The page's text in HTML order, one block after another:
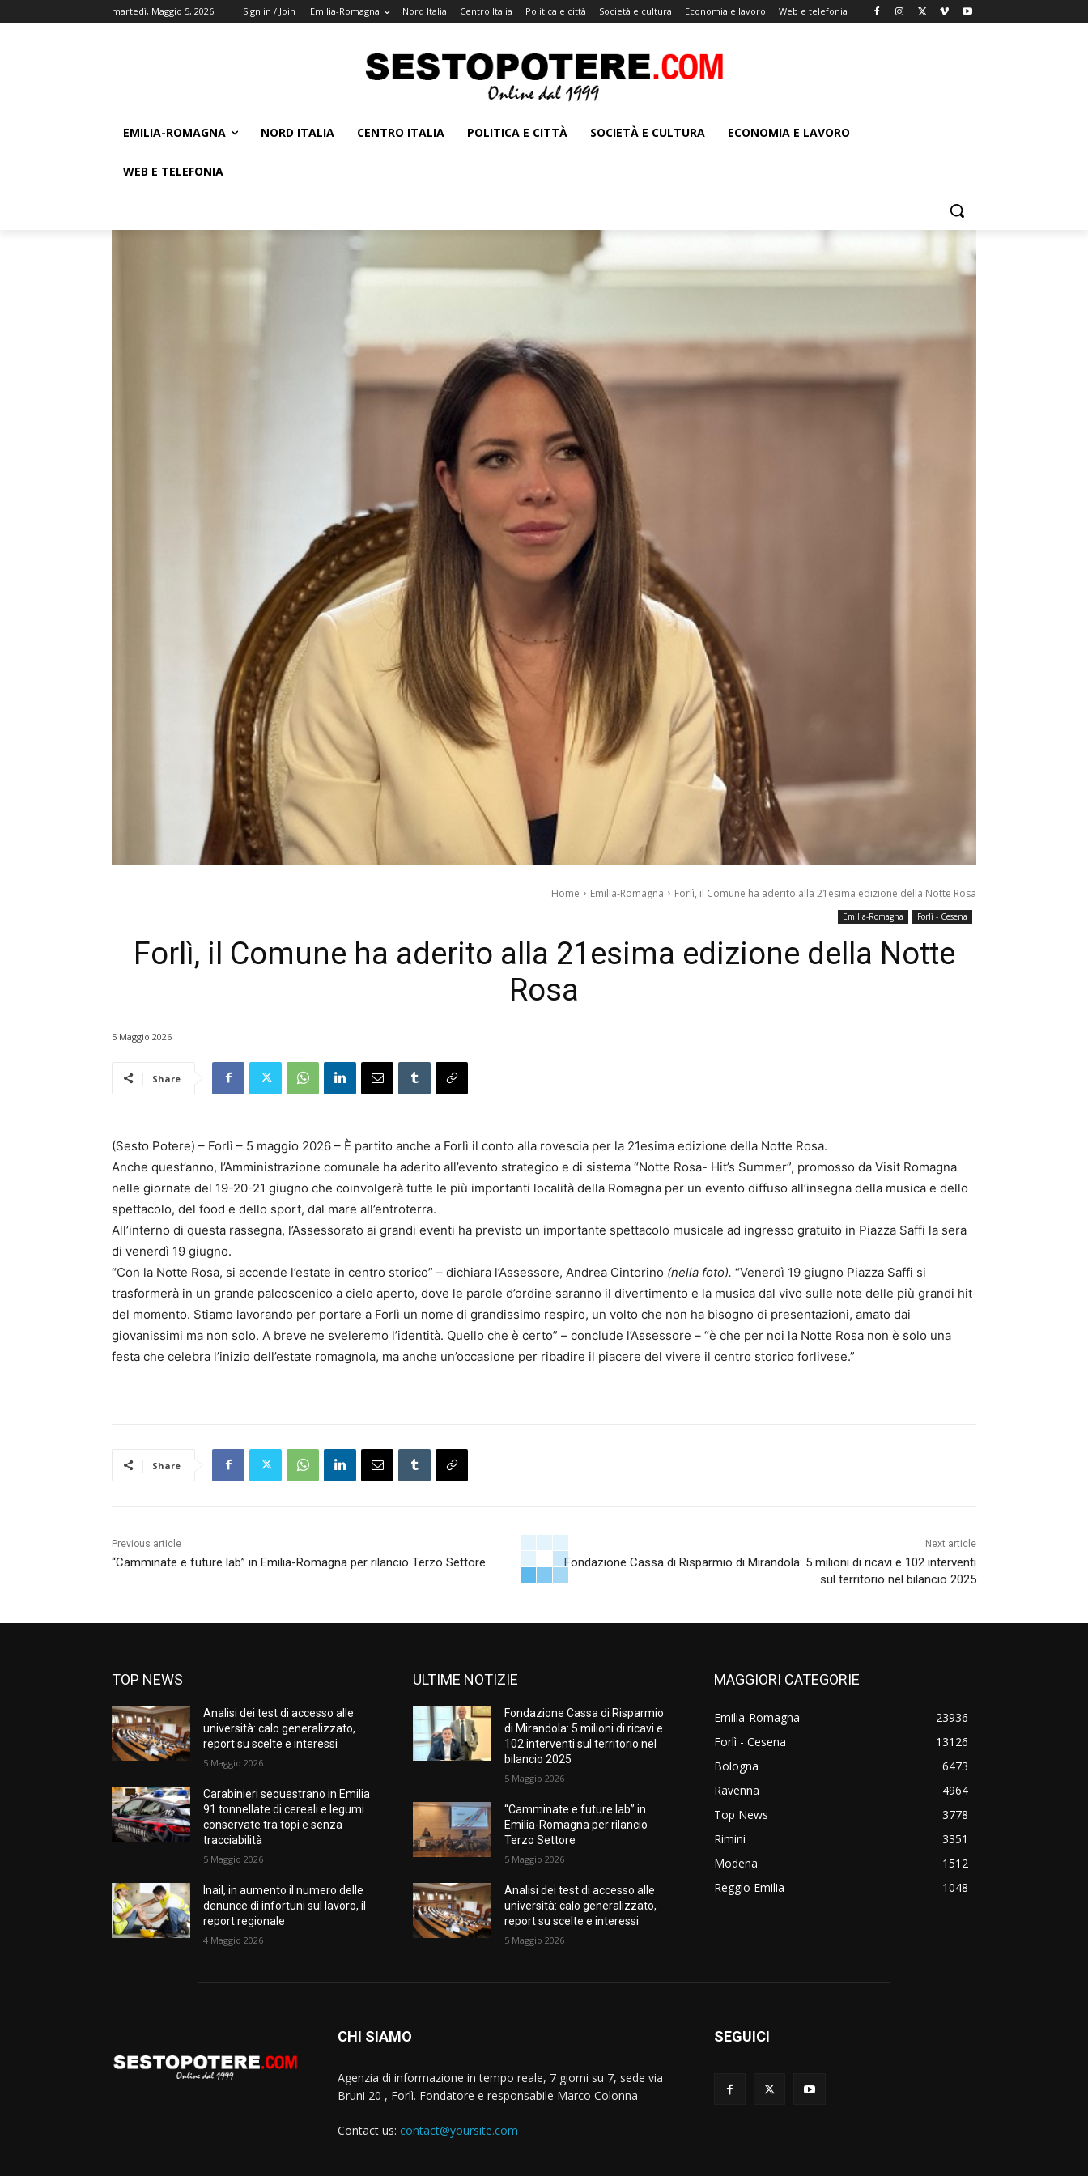
martedì, Maggio 5, 2026 Sign in / Join Emilia-Romagna Nord Italia Centro Italia Politica e città Società e cultura Economia e lavoro Web e telefonia
EMILIA-ROMAGNA NORD ITALIA CENTRO ITALIA POLITICA E CITTÀ SOCIETÀ E CULTURA ECONOMIA E LAVORO
WEB E TELEFONIA
Home Emilia-Romagna Forlì, il Comune ha aderito alla 21esima edizione della Notte Rosa
Emilia-Romagna Forlì - Cesena
Forlì, il Comune ha aderito alla 21esima edizione della Notte
Rosa
5 Maggio 2026
Share
(Sesto Potere) – Forlì – 5 maggio 2026 – È partito anche a Forlì il conto alla rovescia per la 21esima edizione della Notte Rosa.
Anche quest’anno, l’Amministrazione comunale ha aderito all’evento strategico e di sistema “Notte Rosa- Hit’s Summer”, promosso da Visit Romagna
nelle giornate del 19-20-21 giugno che coinvolgerà tutte le più importanti località della Romagna per un evento diffuso all’insegna della musica e dello
spettacolo, del food e dello sport, dal mare all’entroterra.
All’interno di questa rassegna, l’Assessorato ai grandi eventi ha previsto un importante spettacolo musicale ad ingresso gratuito in Piazza Saffi la sera
di venerdì 19 giugno.
“Con la Notte Rosa, si accende l’estate in centro storico” – dichiara l’Assessore, Andrea Cintorino (nella foto). “Venerdì 19 giugno Piazza Saffi si
trasformerà in un grande palcoscenico a cielo aperto, dove le parole d’ordine saranno il divertimento e la musica dal vivo sulle note delle più grandi hit
del momento. Stiamo lavorando per portare a Forlì un nome di grandissimo respiro, un volto che non ha bisogno di presentazioni, amato dai
giovanissimi ma non solo. A breve ne sveleremo l’identità. Quello che è certo” – conclude l’Assessore – “è che per noi la Notte Rosa non è solo una
festa che celebra l’inizio dell’estate romagnola, ma anche un’occasione per ribadire il piacere del vivere il centro storico forlivese.”
Share
Previous article
“Camminate e future lab” in Emilia-Romagna per rilancio Terzo Settore
Next article
Fondazione Cassa di Risparmio di Mirandola: 5 milioni di ricavi e 102 interventi
sul territorio nel bilancio 2025
TOP NEWS
Analisi dei test di accesso alle
università: calo generalizzato,
report su scelte e interessi
5 Maggio 2026
Carabinieri sequestrano in Emilia
91 tonnellate di cereali e legumi
conservate tra topi e senza
tracciabilità
5 Maggio 2026
Inail, in aumento il numero delle
denunce di infortuni sul lavoro, il
report regionale
4 Maggio 2026
ULTIME NOTIZIE
Fondazione Cassa di Risparmio
di Mirandola: 5 milioni di ricavi e
102 interventi sul territorio nel
bilancio 2025
5 Maggio 2026
“Camminate e future lab” in
Emilia-Romagna per rilancio
Terzo Settore
5 Maggio 2026
Analisi dei test di accesso alle
università: calo generalizzato,
report su scelte e interessi
5 Maggio 2026
MAGGIORI CATEGORIE
Emilia-Romagna
23936
Forlì - Cesena
13126
Bologna
6473
Ravenna
4964
Top News
3778
Rimini
3351
Modena
1512
Reggio Emilia
1048
CHI SIAMO
Agenzia di informazione in tempo reale, 7 giorni su 7, sede via
Bruni 20 , Forlì. Fondatore e responsabile Marco Colonna
Contact us: contact@yoursite.com
SEGUICI